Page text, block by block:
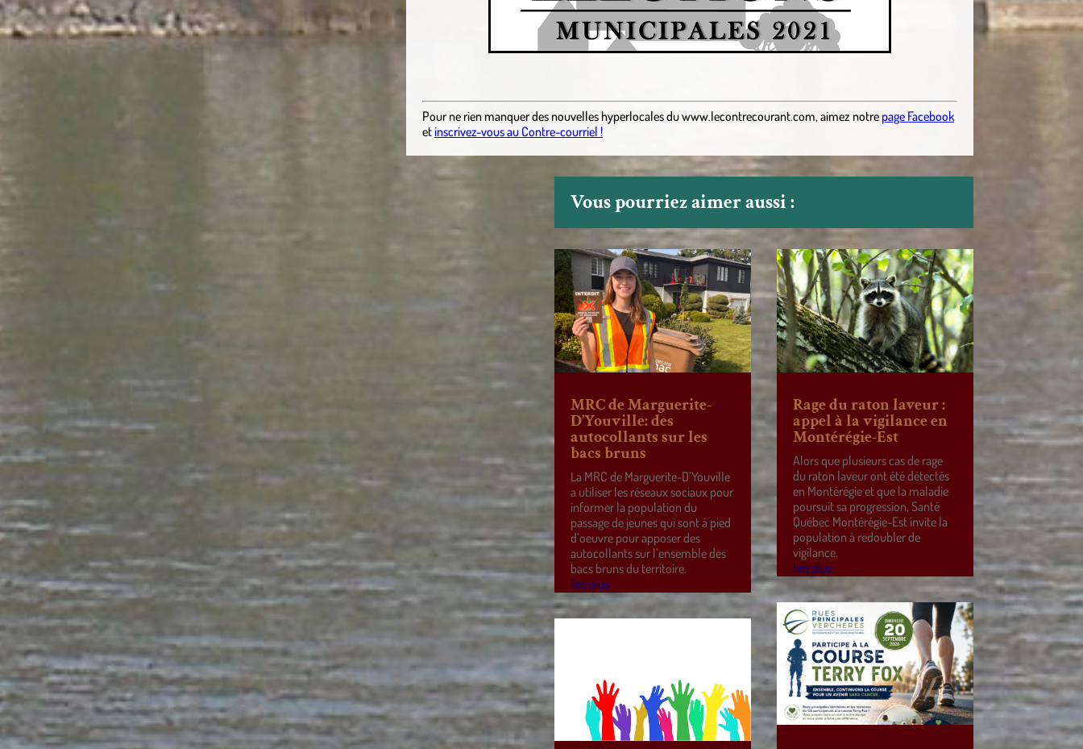
Pour ne rien manquer des nouvelles hyperlocalesduwww.lecontrecourant.com,aimez notre page Facebook
etinscrivez-vous au Contre-courriel !
Vous pourriez aimer aussi :
MRC de Marguerite-
D’Youville: des
autocollants sur les
bacs bruns
La MRC de Marguerite-D’Youville
a utiliser les réseaux sociaux pour
informer la population du
passage de jeunes qui sont à pied
d’oeuvre pour apposer des
autocollants sur l’ensemble des
bacs bruns du territoire.
lire plus
Rage du raton laveur :
appel à la vigilance en
Montérégie-Est
Alors que plusieurs cas de rage
du raton laveur ont été détectés
en Montérégie et que la maladie
poursuit sa progression, Santé
Québec Montérégie-Est invite la
population à redoubler de
vigilance.
lire plus